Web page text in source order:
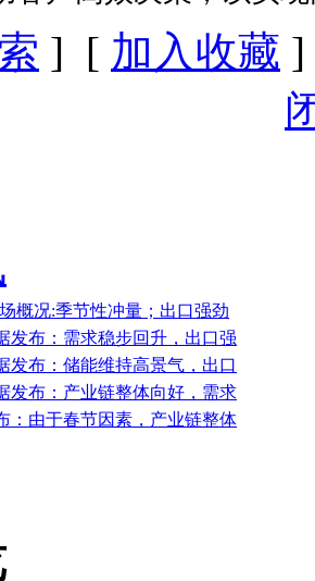
] [ 加入收藏
概况:季节性冲量；出口强劲
发布：需求稳步回升，出口强
发布：储能维持高景气，出口
发布：产业链整体向好，需求
：由于春节因素，产业链整体